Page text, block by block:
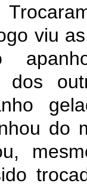
viu
dos
do